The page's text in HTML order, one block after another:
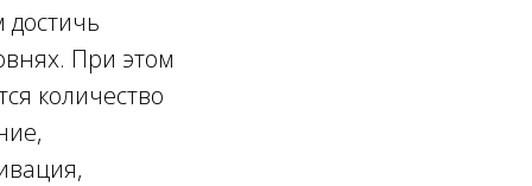
достичь
При этом
количество